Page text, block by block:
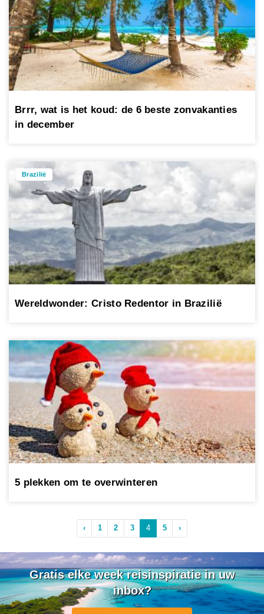
Brrr, wat is het koud: de 6 beste zonvakanties
in december
Brazilië
Wereldwonder: Cristo Redentor in Brazilië
5 plekken om te overwinteren
‹ 1 2 3 4 5 ›
Gratis elke week reisinspiratie in uw
inbox?